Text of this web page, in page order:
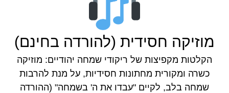
מוזיקה חסידית (להורדה בחינם)
הקלטות מקפיצות של ריקודי שמחה יהודיים: מוזיקה
כשרה ומקורית מחתונות חסידיות, על מנת להרבות
שמחה בלב, לקיים "עבדו את ה' בשמחה" (ההורדה